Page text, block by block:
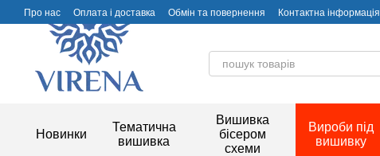
Перейти до основного контенту
Про нас Оплата і доставка Обмін та повернення Контактна інформація
Новинки
Тематична
вишивка
Вишивка
бісером
схеми
Вироби під
вишивку